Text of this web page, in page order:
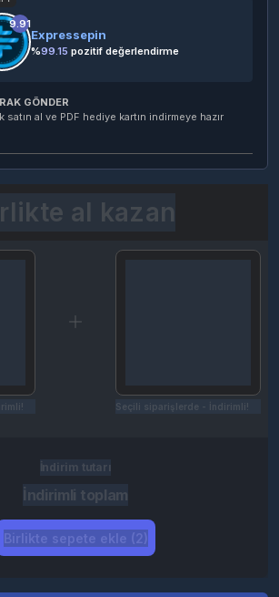
9.91
Expressepin
%99.15 pozitif değerlendirme
GÖNDER
satın al ve PDF hediye kartın indirmeye hazır
al kazan
Seçili siparişlerde - İndirimli!
İndirim tutarı
İndirimli toplam
Birlikte sepete ekle (2)